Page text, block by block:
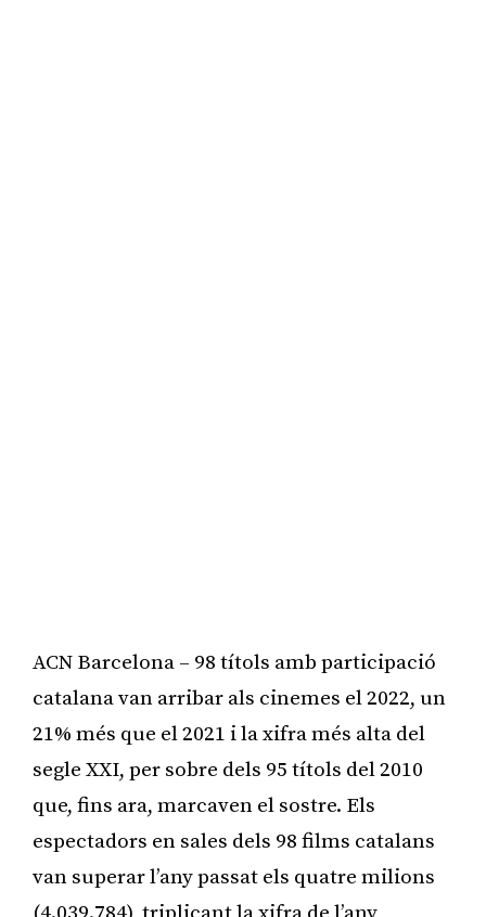
ACN Barcelona – 98 títols amb participació
catalana van arribar als cinemes el 2022, un
21% més que el 2021 i la xifra més alta del
segle XXI, per sobre dels 95 títols del 2010
que, fins ara, marcaven el sostre. Els
espectadors en sales dels 98 films catalans
van superar l’any passat els quatre milions